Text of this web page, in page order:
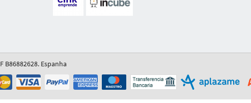
B86882628. Espanha